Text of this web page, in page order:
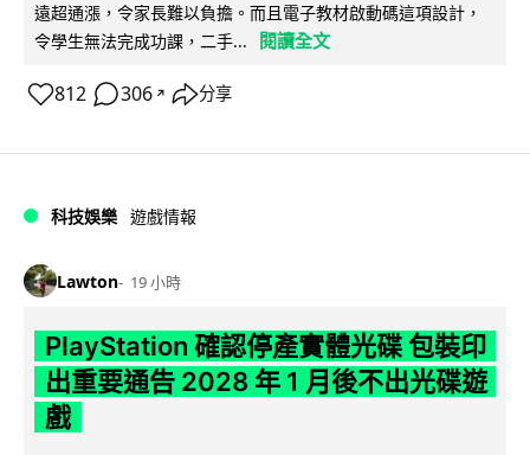
遠超通漲，令家長難以負擔。而且電子教材啟動碼這項設計，
令學生無法完成功課，二手...
閱讀全文
812 306 ↗ 分享
科技娛樂 遊戲情報
Lawton 19 小時
PlayStation 確認停產實體光碟 包裝印
出重要通告 2028 年 1 月後不出光碟遊
戲